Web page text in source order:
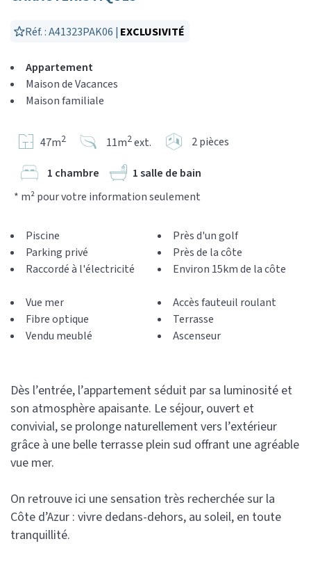
Réf. : A41323PAK06 | EXCLUSIVITÉ
Appartement
Maison de Vacances
Maison familiale
47m2 11m2ext. 2 pièces
1 chambre
1 salle de bain
* m² pour votre information seulement
Piscine
Parking privé
Raccordé à l'électricité
Près d'un golf
Près de la côte
Environ 15km de la côte
Vue mer
Fibre optique
Vendu meublé
Accès fauteuil roulant
Terrasse
Ascenseur
Dès l’entrée, l’appartement séduit par sa luminosité et
son atmosphère apaisante. Le séjour, ouvert et
convivial, se prolonge naturellement vers l’extérieur
grâce à une belle terrasse plein sud offrant une agréable
vue mer.
On retrouve ici une sensation très recherchée sur la
Côte d’Azur : vivre dedans-dehors, au soleil, en toute
tranquillité.